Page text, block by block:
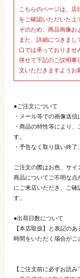
こちらのページは、店
をご確認いただいた上
そのため、商品画像お
また、詳細につきま
口では承っておりませ
併せて下記のご説明事
文いただきますようお
●ご注文について
・メール等での画像送
・商品の特性等により
す。
・予告なく取り扱い終
ご注文の際はお色、サイ
商品についてご不明な点
にご来店いただき、ご確
す。
●出荷日数について
【本店取扱】と表記の
時間をいただく場合がご
【ご注文前に必ずお読み